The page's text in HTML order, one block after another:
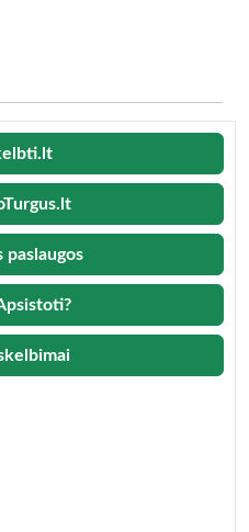
paslaugos